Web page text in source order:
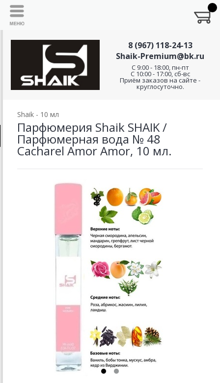
8 (967) 118-24-13
Shaik-Premium@bk.ru
C 9:00 - 18:00, пн-пт
С 10:00 - 17:00, сб-вс
Приём заказов на сайте -
круглосуточно.
Shaik - 10 мл
Парфюмерия Shaik SHAIK /
Парфюмерная вода № 48
Cacharel Amor Amor, 10 мл.